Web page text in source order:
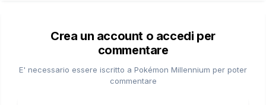
Crea un account o accedi per
commentare
E' necessario essere iscritto a Pokémon Millennium per poter
commentare